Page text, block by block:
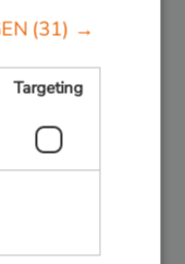
(31) →
Targeting